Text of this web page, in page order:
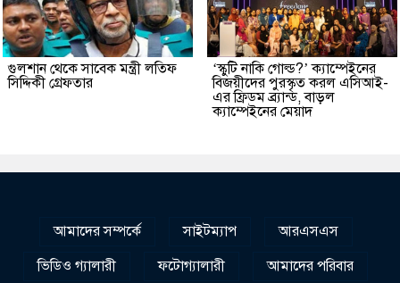
গুলশান থেকে সাবেক মন্ত্রী লতিফ
সিদ্দিকী গ্রেফতার
‘স্কুটি নাকি গোল্ড?’ ক্যাম্পেইনের
বিজয়ীদের পুরস্কৃত করল এসিআই-
এর ফ্রিডম ব্র্যান্ড, বাড়ল
ক্যাম্পেইনের মেয়াদ
আমাদের সম্পর্কে সাইটম্যাপ
আরএসএস
ভিডিও গ্যালারী
ফটোগ্যালারী
আমাদের পরিবার